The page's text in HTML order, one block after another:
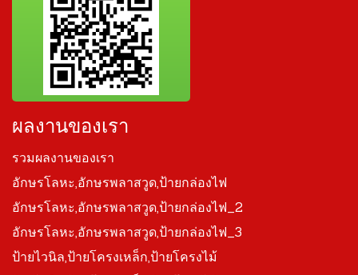
ผลงานของเรา
รวมผลงานของเรา
อักษรโลหะ,อักษรพลาสวูด,ป้ายกล่องไฟ
อักษรโลหะ,อักษรพลาสวูด,ป้ายกล่องไฟ_2
อักษรโลหะ,อักษรพลาสวูด,ป้ายกล่องไฟ_3
ป้ายไวนิล,ป้ายโครงเหล็ก,ป้ายโครงไม้